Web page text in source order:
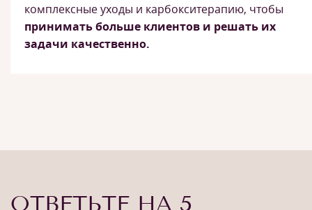
комплексные уходы и карбокситерапию, чтобы
принимать больше клиентов и решать их
задачи качественно.
ОТВЕТЬТЕ НА 5